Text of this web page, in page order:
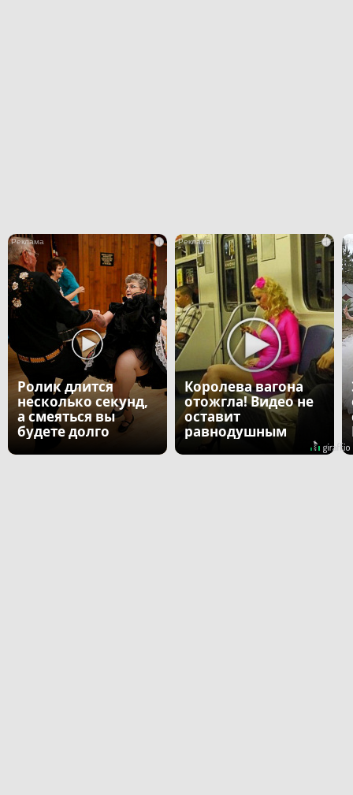
i
Ролик длится
несколько секунд,
а смеяться вы
будете долго
i
Королева вагона
отожгла! Видео не
оставит
равнодушным